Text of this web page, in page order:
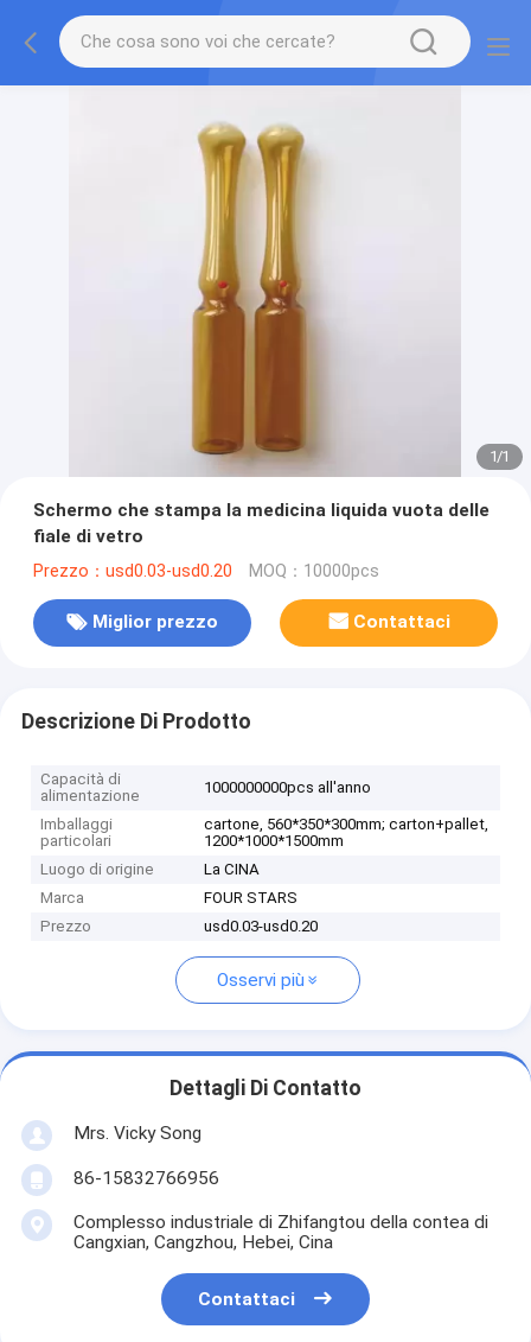
1/1
Schermo che stampa la medicina liquida vuota delle
fiale di vetro
Prezzo：usd0.03-usd0.20 MOQ：10000pcs
Miglior prezzo Contattaci
Descrizione Di Prodotto
Capacità di
alimentazione
1000000000pcs all'anno
Imballaggi
particolari
cartone, 560*350*300mm; carton+pallet,
1200*1000*1500mm
Luogo di origine
La CINA
Marca
FOUR STARS
Prezzo
usd0.03-usd0.20
Osservi più
Dettagli Di Contatto
Mrs. Vicky Song
86-15832766956
Complesso industriale di Zhifangtou della contea di
Cangxian, Cangzhou, Hebei, Cina
Contattaci